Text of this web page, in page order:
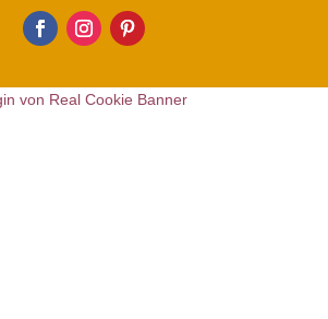
von Real Cookie Banner